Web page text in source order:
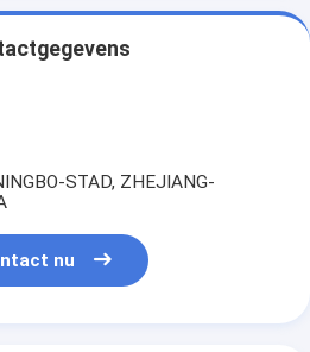
STAD, ZHEJIANG-
nu